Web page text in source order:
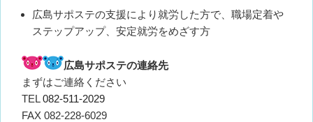
広島サポステの支援により就労した方で、職場定着や
ステップアップ、安定就労をめざす方
広島サポステの連絡先
まずはご連絡ください
TEL082-511-2029
FAX 082-228-6029